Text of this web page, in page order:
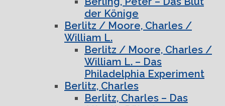
der Könige
Berlitz / Moore, Charles /
William L.
Berlitz / Moore, Charles /
William L. – Das
Philadelphia Experiment
Berlitz, Charles
Berlitz, Charles – Das